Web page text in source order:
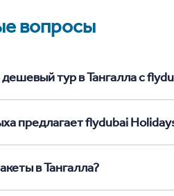
вопросы
тур в Тангалла с
предлагает flydubai
в Тангалла?